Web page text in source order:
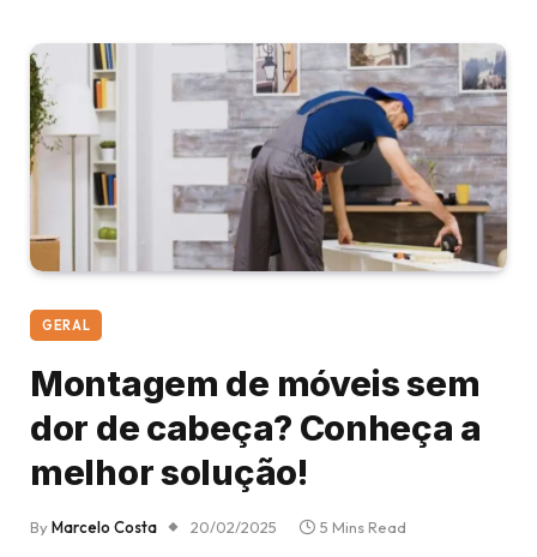
GERAL
Montagem de móveis sem
dor de cabeça? Conheça a
melhor solução!
ByMarcelo Costa 20/02/2025 5 Mins Read